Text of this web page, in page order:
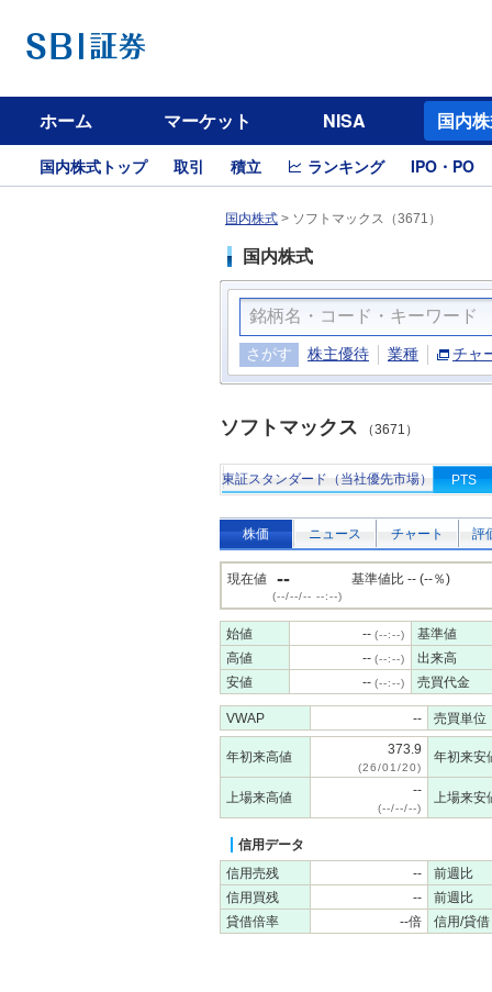
ホーム マーケット NISA 国内
国内株式トップ 取引 積立 ランキング IPO・PO
国内株式 > ソフトマックス（3671）
国内株式
さがす 株主優待 業種 チャ
ソフトマックス （3671）
東証スタンダード（当社優先市場） PTS
株価 ニュース チャート 評
現在値 --
(--/--/-- --:--)
基準値比 -- (--％)
始値 -- (--:--)
基準値
高値
-- (--:--)
出来高
安値
-- (--:--) 売買代金
VWAP -- 売買単位
年初来高値 373.9
(26/01/20)
年初来安
上場来高値 --
(--/--/--)
上場来安
信用データ
信用売残
--
前週比
信用買残
--
前週比
貸借倍率
--倍 信用/貸借